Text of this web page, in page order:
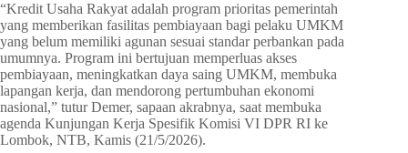
“Kredit Usaha Rakyat adalah program prioritas pemerintah
yang memberikan fasilitas pembiayaan bagi pelaku UMKM
yang belum memiliki agunan sesuai standar perbankan pada
umumnya. Program ini bertujuan memperluas akses
pembiayaan, meningkatkan daya saing UMKM, membuka
lapangan kerja, dan mendorong pertumbuhan ekonomi
nasional,” tutur Demer, sapaan akrabnya, saat membuka
agenda Kunjungan Kerja Spesifik Komisi VI DPR RI ke
Lombok, NTB, Kamis (21/5/2026).